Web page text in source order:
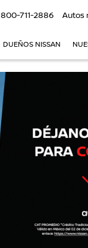
800-711-2886 Autos
DUEÑOS NISSAN